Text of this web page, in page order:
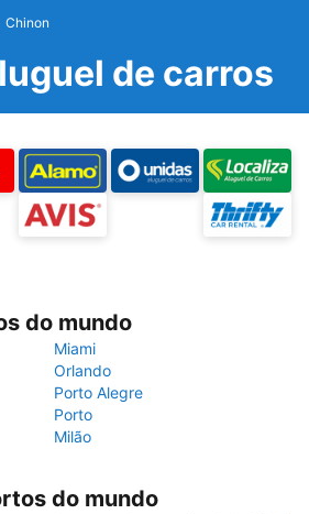
Chinon
de carros
do mundo
Miami
Orlando
Porto Alegre
Porto
Milão
do mundo